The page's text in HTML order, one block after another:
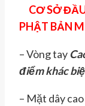
CƠ SỞ
PHẬT BẢN
– Vòng tay
điểm khác
– Mặt dây